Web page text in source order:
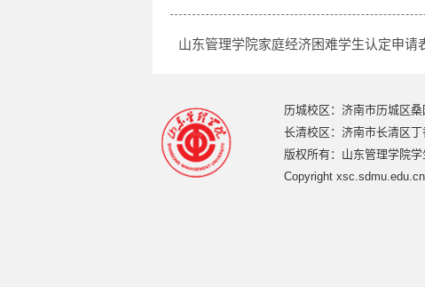
山东管理学院家庭经济困难学生认定申请
历城校区：济南市历城
长清校区：济南市长清区
版权所有：山东管理学院
Copyright